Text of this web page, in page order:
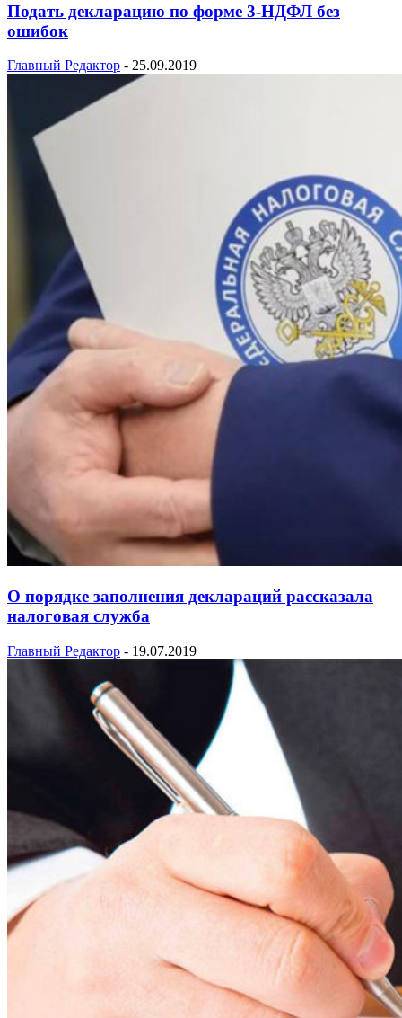
Подать декларацию по форме 3-НДФЛ без
ошибок
Главный Редактор - 25.09.2019
О порядке заполнения деклараций рассказала
налоговая служба
Главный Редактор - 19.07.2019